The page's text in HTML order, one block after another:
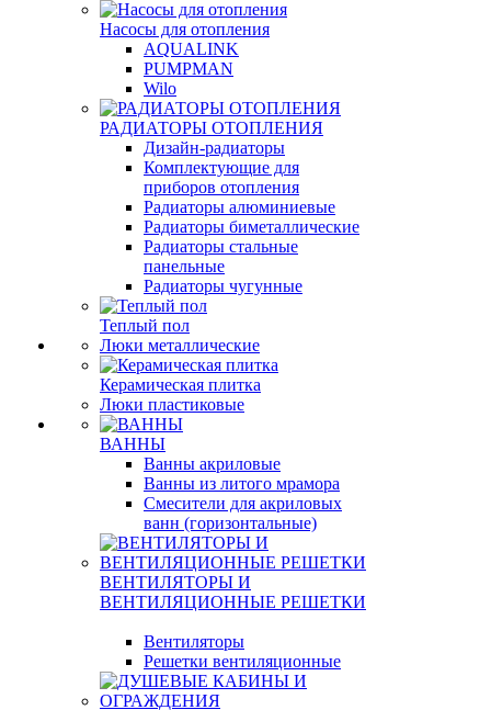
Насосы для отопления
AQUALINK
PUMPMAN
Wilo
РАДИАТОРЫ ОТОПЛЕНИЯ
Дизайн-радиаторы
Комплектующие для
приборов отопления
Радиаторы алюминиевые
Радиаторы биметаллические
Радиаторы стальные
панельные
Радиаторы чугунные
Теплый пол
Люки металлические
Керамическая плитка
Люки пластиковые
ВАННЫ
Ванны акриловые
Ванны из литого мрамора
Смесители для акриловых
ванн (горизонтальные)
ВЕНТИЛЯТОРЫ И
ВЕНТИЛЯЦИОННЫЕ РЕШЕТКИ
Вентиляторы
Решетки вентиляционные